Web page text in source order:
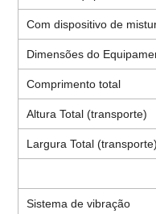
Com dispositivo de
Dimensões do
Comprimento total
Altura Total (transporte)
Largura Total (transporte)
Sistema de vibração